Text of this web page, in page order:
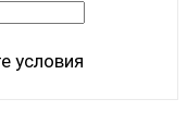
условия